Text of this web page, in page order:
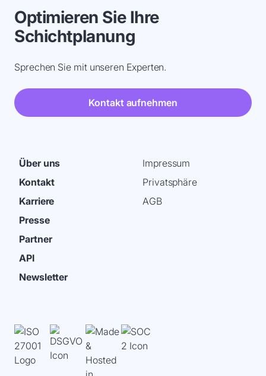
Kontakt aufnehmen
Über uns
Kontakt
Karriere
Presse
Partner
API
Newsletter
Optimieren Sie Ihre
Schichtplanung
Sprechen Sie mit unseren Experten.
Impressum
Privatsphäre
AGB